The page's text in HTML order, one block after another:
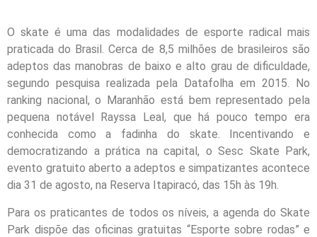
O skate é uma das modalidades de esporte radical mais
praticada do Brasil. Cerca de 8,5 milhões de brasileiros são
adeptos das manobras de baixo e alto grau de dificuldade,
segundo pesquisa realizada pela Datafolha em 2015. No
ranking nacional, o Maranhão está bem representado pela
pequena notável Rayssa Leal, que há pouco tempo era
conhecida como a fadinha do skate. Incentivando e
democratizando a prática na capital, o Sesc Skate Park,
evento gratuito aberto a adeptos e simpatizantes acontece
dia 31 de agosto, na Reserva Itapiracó, das 15h às 19h.
Para os praticantes de todos os níveis, a agenda do Skate
Park dispõe das oficinas gratuitas “Esporte sobre rodas” e